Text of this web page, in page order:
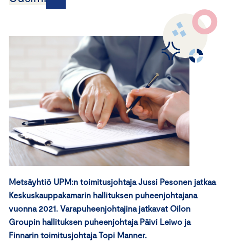
Metsäyhtiö UPM:n toimitusjohtaja Jussi Pesonen jatkaa
Keskuskauppakamarin hallituksen puheenjohtajana
vuonna 2021. Varapuheenjohtajina jatkavat Oilon
Groupin hallituksen puheenjohtaja Päivi Leiwo ja
Finnarin toimitusjohtaja Topi Manner.